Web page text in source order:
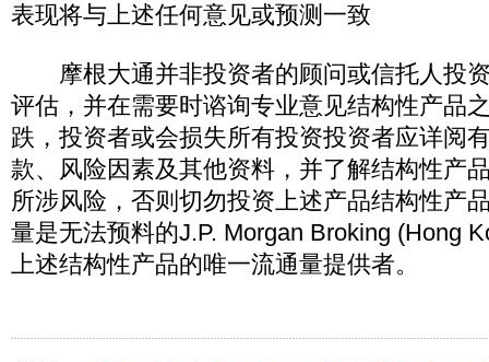
表现将与上述任何意见或预测一致
摩根大通并非投资者的顾问或信托人投
评估，并在需要时谘询专业意见结构性产品
跌，投资者或会损失所有投资投资者应详阅
款、风险因素及其他资料，并了解结构性产
所涉风险，否则切勿投资上述产品结构性产
量是无法预料的J.P. Morgan Broking (Hong
上述结构性产品的唯一流通量提供者。